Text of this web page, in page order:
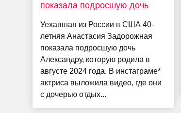
показала подросшую дочь
Уехавшая из России в США 40-
летняя Анастасия Задорожная
показала подросшую дочь
Александру, которую родила в
августе 2024 года. В инстаграме*
актриса выложила видео, где они
с дочерью отдых...